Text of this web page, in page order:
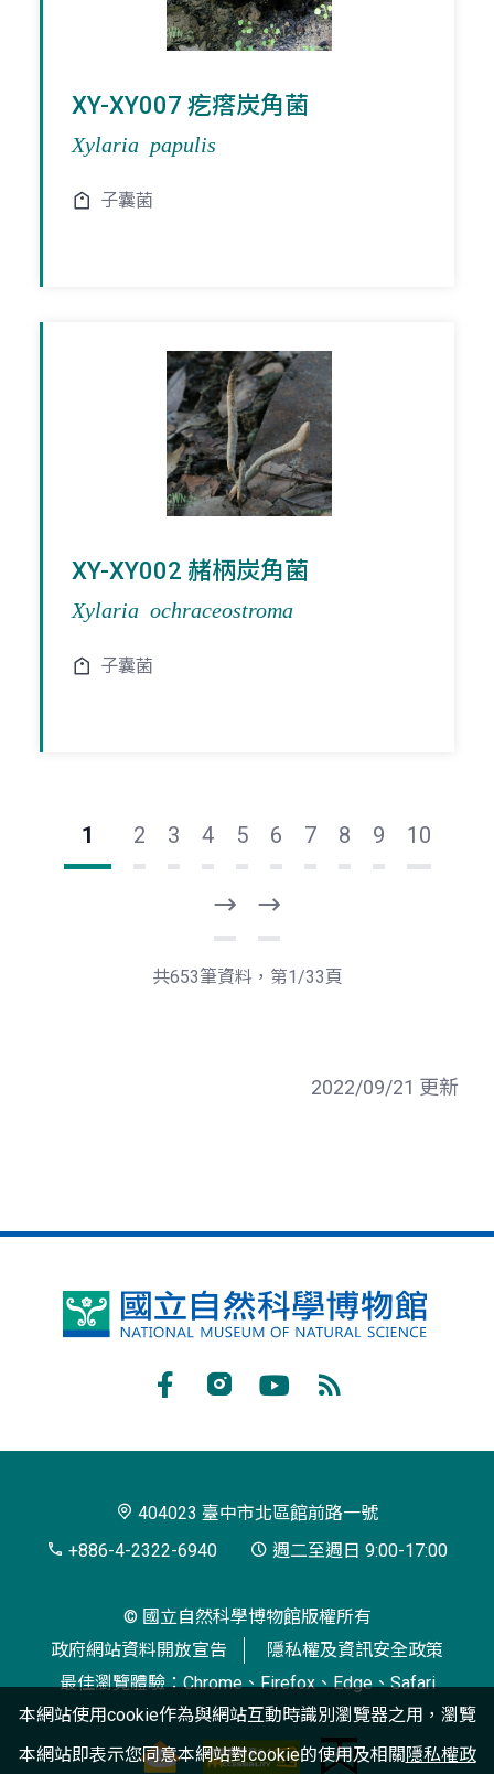
XY-XY007 疙瘩炭角菌
Xylaria papulis
子囊菌
XY-XY002 赭柄炭角菌
Xylaria ochraceostroma
子囊菌
1 2 3 4 5 6 7 8 9 10
一
頁
後
一
共653筆資料，第1/33頁
2022/09/21 更新
國
博
閱
404023 臺中市北區館前路一號
+886-4-2322-6940
週二至週日 9:00-17:00
© 國立自然科學博物館版權所有
政府網站資料開放宣告
隱私權及資訊安全政策
最佳瀏覽體驗：Chrome、Firefox、Edge、Safari
本網站使用cookie作為與網站互動時識別瀏覽器之用，瀏覽
本網站即表示您同意本網站對cookie的使用及相關隱私權政